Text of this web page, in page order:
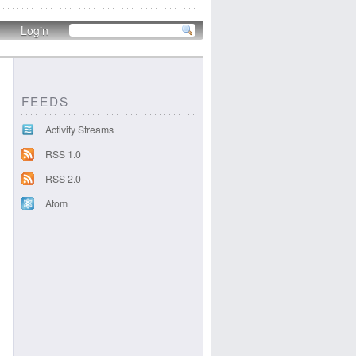
Login
FEEDS
Activity Streams
RSS 1.0
RSS 2.0
Atom